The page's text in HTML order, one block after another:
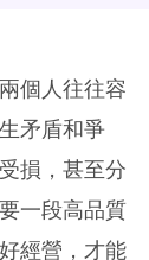
個人往往容
矛盾和爭
損，甚至分
一段高品質
經營，才能